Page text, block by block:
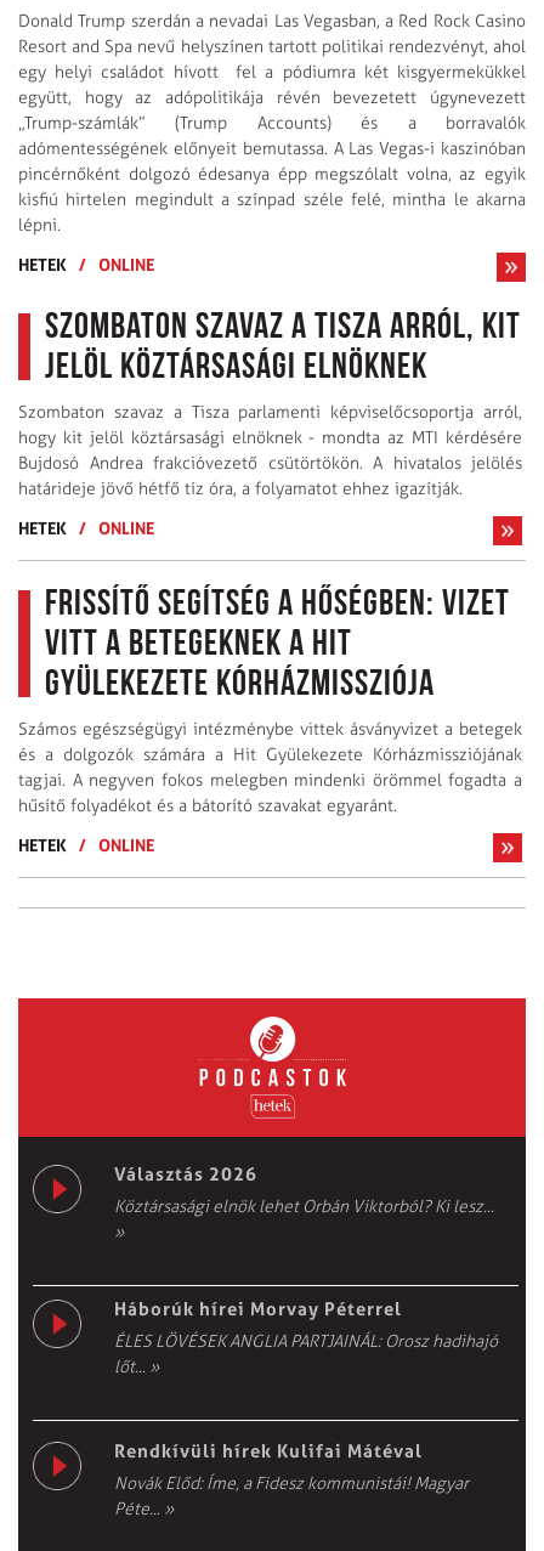
Donald Trump szerdán a nevadai Las Vegasban, a Red Rock Casino
Resort and Spa nevű helyszínen tartott politikai rendezvényt, ahol
egy helyi családot hívott fel a pódiumra két kisgyermekükkel
együtt, hogy az adópolitikája révén bevezetett úgynevezett
„Trump-számlák” (Trump Accounts) és a borravalók
adómentességének előnyeit bemutassa. A Las Vegas-i kaszinóban
pincérnőként dolgozó édesanya épp megszólalt volna, az egyik
kisfiú hirtelen megindult a színpad széle felé, mintha le akarna
lépni.
HETEK
/ ONLINE
Szombaton szavaz a Tisza arról, kit
jelöl köztársasági elnöknek
Szombaton szavaz a Tisza parlamenti képviselőcsoportja arról,
hogy kit jelöl köztársasági elnöknek - mondta az MTI kérdésére
Bujdosó Andrea frakcióvezető csütörtökön. A hivatalos jelölés
határideje jövő hétfő tíz óra, a folyamatot ehhez igazítják.
HETEK
/ ONLINE
Frissítő segítség a hőségben: Vizet
vitt a betegeknek a Hit
Gyülekezete Kórházmissziója
Számos egészségügyi intézménybe vittek ásványvizet a betegek
és a dolgozók számára a Hit Gyülekezete Kórházmissziójának
tagjai. A negyven fokos melegben mindenki örömmel fogadta a
hűsítő folyadékot és a bátorító szavakat egyaránt.
HETEK
/ ONLINE
Választás 2026
Köztársasági elnök lehet Orbán Viktorból? Ki lesz...
»
Háborúk hírei Morvay Péterrel
ÉLES LÖVÉSEK ANGLIA PARTJAINÁL: Orosz hadihajó
lőt... »
Rendkívüli hírek Kulifai Mátéval
Novák Előd: Íme, a Fidesz kommunistái! Magyar
Péte... »